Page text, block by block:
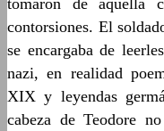
tomaron de aquella
contorsiones. El
se encargaba de
nazi, en realidad
XIX y leyendas
cabeza de Teodore